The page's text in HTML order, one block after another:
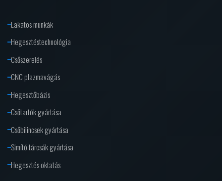
Lakatos munkák
Hegesztéstechnológia
Csőszerelés
CNC plazmavágás
Hegesztőbázis
Csőtartók gyártása
Csőbilincsek gyártása
Simító tárcsák gyártása
Hegesztés oktatás